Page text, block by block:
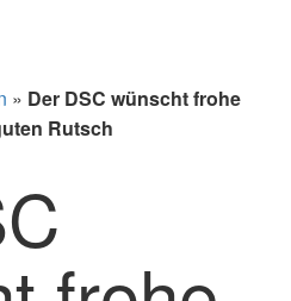
» Der DSC wünscht frohe
Rutsch